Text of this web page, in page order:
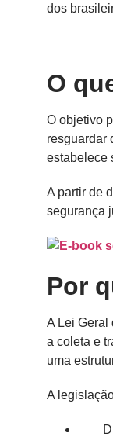
dos
O
O objetivo
resguardar
estabelece
A partir de
segurança
Por
A Lei Geral
a coleta e
uma
A